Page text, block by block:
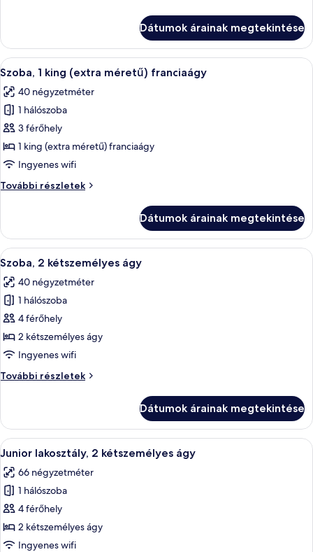
ágy
további
részletei
Dátumok árainak megtekintése
A
következő
szoba
összes
képének
megtekintése:
Szoba,
king
franciaágy
Egy modern szállodai szoba,
6
Szoba, 1 king (extra méretű) franciaágy
40 négyzetméter
1 hálószoba
3 férőhely
1 king (extra méretű) franciaágy
Ingyenes wifi
További részletek
Szoba,
méretű)
franciaágy
további
Dátumok árainak megtekintése
A
következő
szoba
összes
képének
megtekintése:
Szoba,
kétszemélyes
Egy szállodai szoba, amelyben nagy
6
Szoba, 2 kétszemélyes ágy
40 négyzetméter
1 hálószoba
4 férőhely
2 kétszemélyes ágy
Ingyenes wifi
További részletek
Szoba,
további
részletei
Dátumok árainak megtekintése
A
következő
szoba
összes
képének
megtekintése:
Junior
Egy modern szállodai szoba,
4
Junior lakosztály, 2 kétszemélyes ágy
66 négyzetméter
1 hálószoba
4 férőhely
2 kétszemélyes ágy
Ingyenes wifi